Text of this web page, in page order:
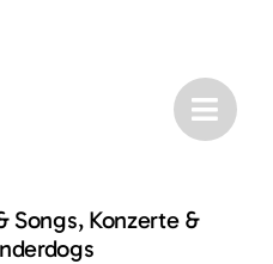
Songs, Konzerte &